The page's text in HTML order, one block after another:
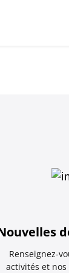
Renseignez-
activités et